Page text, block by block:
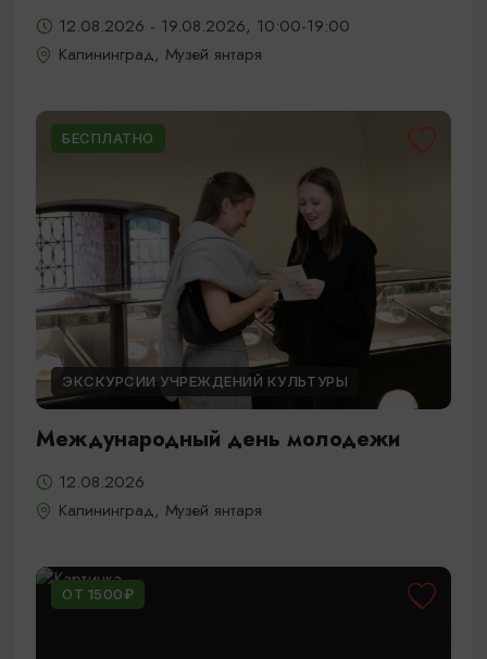
12.08.2026 - 19.08.2026, 10:00-19:00
Калининград, Музей янтаря
БЕСПЛАТНО
ЭКСКУРСИИ УЧРЕЖДЕНИЙ КУЛЬТУРЫ
Международный день молодежи
12.08.2026
Калининград, Музей янтаря
ОТ 1500₽